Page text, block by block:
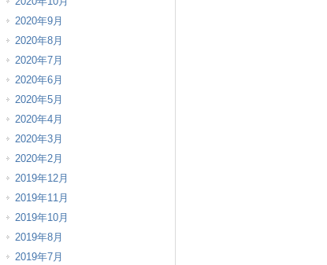
2020年9月
2020年8月
2020年7月
2020年6月
2020年5月
2020年4月
2020年3月
2020年2月
2019年12月
2019年11月
2019年10月
2019年8月
2019年7月